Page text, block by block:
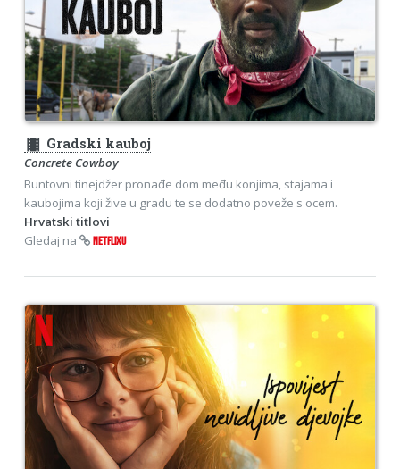
theaters Gradski kauboj
Concrete Cowboy
Buntovni tinejdžer pronađe dom među konjima, stajama i
kaubojima koji žive u gradu te se dodatno poveže s ocem.
Hrvatski titlovi
Gledaj na
NETFLIXU